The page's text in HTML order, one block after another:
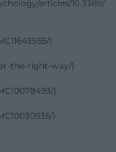
articles/10.3389/
)
the-right-way/)
)
)